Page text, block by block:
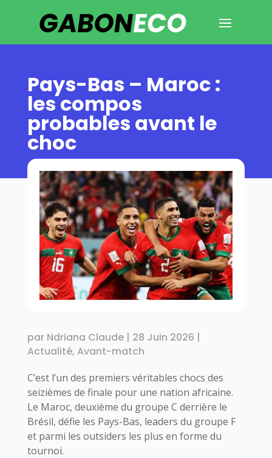
Pays-Bas – Maroc :
les compos
probables avant le
choc
par Ndriana Claude| 28 Juin 2026 |
Actualité, Avant-match
C’est l’un des premiers véritables chocs des
seizièmes de finale pour une nation africaine.
Le Maroc, deuxième du groupe C derrière le
Brésil, défie les Pays-Bas, leaders du groupe F
et parmi les outsiders les plus en forme du
tournoi.